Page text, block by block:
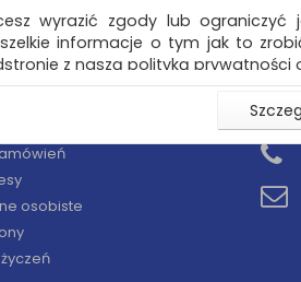
osobiste
wyrazić zgody lub ograniczyć
informacje o tym jak to
z naszą polityką prywatności
użytkowników zalogowanych,
i związane z tym
np. wysłanie potwierdzenia
Państwu prawidłowych
ważna jest Państwa
zgoda jest dobrowolna i można
(rozwiń)